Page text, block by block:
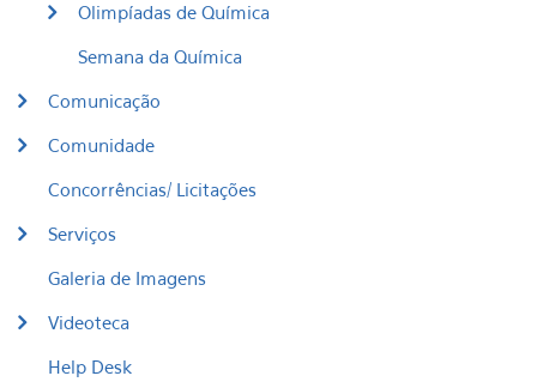
Olimpíadas de Química
Semana da Química
Comunicação
Comunidade
Concorrências/ Licitações
Serviços
Galeria de Imagens
Videoteca
Help Desk